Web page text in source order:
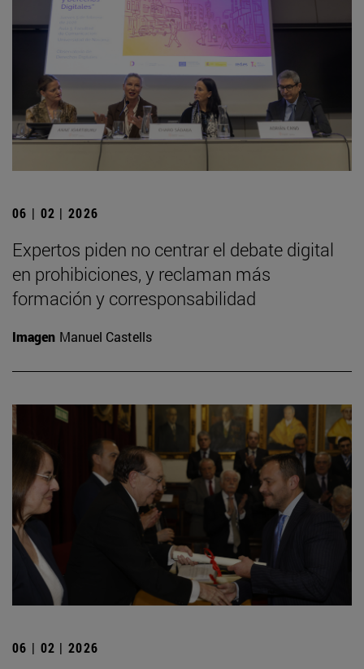
06 | 02 | 2026
Expertos piden no centrar el debate digital
en prohibiciones, y reclaman más
formación y corresponsabilidad
Imagen Manuel Castells
06 | 02 | 2026